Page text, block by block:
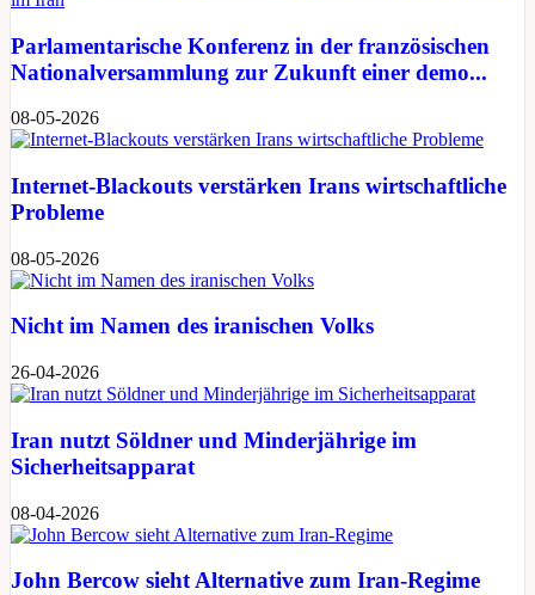
Parlamentarische Konferenz in der französischen
Nationalversammlung zur Zukunft einer demo...
08-05-2026
Internet-Blackouts verstärken Irans wirtschaftliche
Probleme
08-05-2026
Nicht im Namen des iranischen Volks
26-04-2026
Iran nutzt Söldner und Minderjährige im
Sicherheitsapparat
08-04-2026
John Bercow sieht Alternative zum Iran-Regime